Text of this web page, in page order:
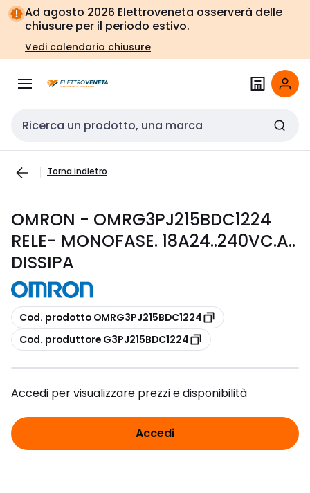
Vai alla
navigazione
Vai
alla
pagina
Ad agosto 2026 Elettroveneta osserverà delle
chiusure per il periodo estivo.
Vedi calendario chiusure
Cerca input
Torna indietro
OMRON - OMRG3PJ215BDC1224
RELE- MONOFASE. 18A24..240VC.A..
DISSIPA
copia
Cod. prodotto OMRG3PJ215BDC1224
copia
Cod. produttore G3PJ215BDC1224
Accedi per visualizzare prezzi e disponibilità
Accedi